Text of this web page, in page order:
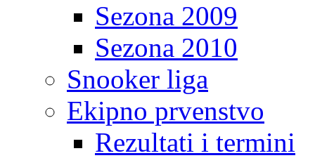
Sezona 2009
Sezona 2010
Snooker liga
Ekipno prvenstvo
Rezultati i termini